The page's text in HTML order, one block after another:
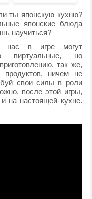
ты японскую кухню?
японские блюда
научиться?
нас в игре могут
виртуальные, но
так же,
продуктов, ничем не
свои силы в роли
после этой игры,
на настоящей кухне.